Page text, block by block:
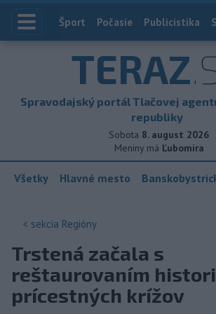
Index
Šport Počasie Publicistika
TERAZ
Spravodajský portál Tlačovej
republiky
Sobota 8. august 2026
Meniny má Ľubomíra
Všetky Hlavné mesto
< sekcia Regióny
Trstená začala s
reštaurovaním
prícestných krížov